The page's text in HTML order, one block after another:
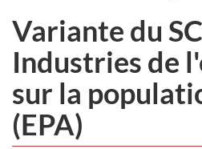
Variante du
Industries de
sur la
(EPA)